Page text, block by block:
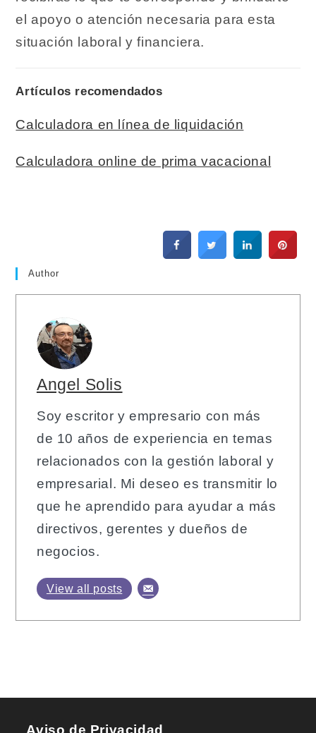
el apoyo o atención necesaria para esta
situación laboral y financiera.
Artículos recomendados
Calculadora en línea de liquidación
Calculadora online de prima vacacional
Author
Angel Solis
Soy escritor y empresario con más
de 10 años de experiencia en temas
relacionados con la gestión laboral y
empresarial. Mi deseo es transmitir lo
que he aprendido para ayudar a más
directivos, gerentes y dueños de
negocios.
View all posts
Aviso de Privacidad